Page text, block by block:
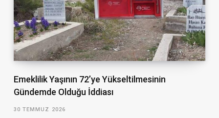
Emeklilik Yaşının 72’ye Yükseltilmesinin
Gündemde Olduğu İddiası
30 TEMMUZ 2026